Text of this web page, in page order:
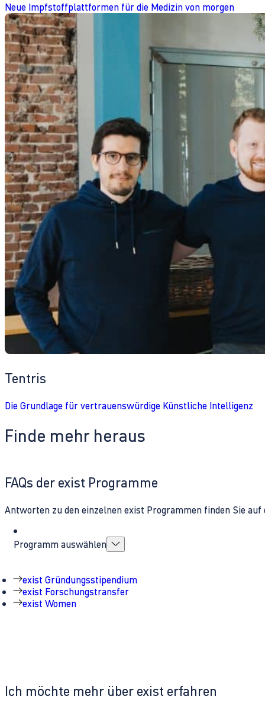
Neue Impfstoffplattformen für die Medizin von morgen
Tentris
Die Grundlage für vertrauenswürdige Künstliche Intelligenz
Finde mehr heraus
Ich möchte mehr über exist erfahren
FAQs der exist Programme
Antworten zu den einzelnen exist Programmen finden Sie
Programm auswählen
exist Gründungsstipendium
exist Forschungstransfer
exist Women